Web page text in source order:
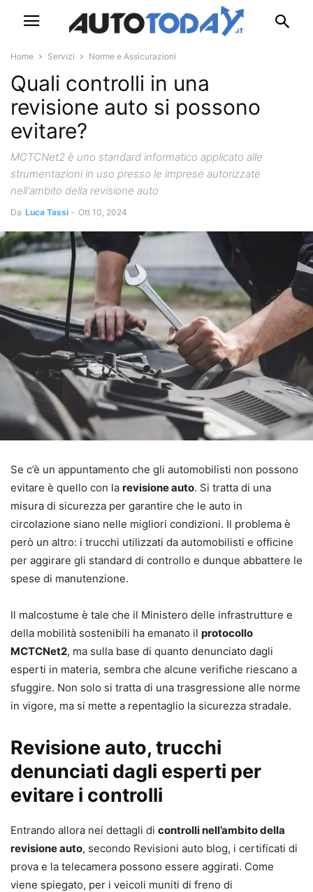
Home Servizi Norme e Assicurazioni
Quali controlli in una
revisione auto si possono
evitare?
MCTCNet2 è uno standard informatico applicato alle
strumentazioni in uso presso le imprese autorizzate
nell'ambito della revisione auto
Da Luca Tassi - Ott 10, 2024
Se c’è un appuntamento che gli automobilisti non possono
evitare è quello con la revisione auto. Si tratta di una
misura di sicurezza per garantire che le auto in
circolazione siano nelle migliori condizioni. Il problema è
però un altro: i trucchi utilizzati da automobilisti e officine
per aggirare gli standard di controllo e dunque abbattere le
spese di manutenzione.
Il malcostume è tale che il Ministero delle infrastrutture e
della mobilità sostenibili ha emanato il protocollo
MCTCNet2, ma sulla base di quanto denunciato dagli
esperti in materia, sembra che alcune verifiche riescano a
sfuggire. Non solo si tratta di una trasgressione alle norme
in vigore, ma si mette a repentaglio la sicurezza stradale.
Revisione auto, trucchi
denunciati dagli esperti per
evitare i controlli
Entrando allora nei dettagli di controlli nell’ambito della
revisione auto, secondo Revisioni auto blog, i certificati di
prova e la telecamera possono essere aggirati. Come
viene spiegato, per i veicoli muniti di freno di